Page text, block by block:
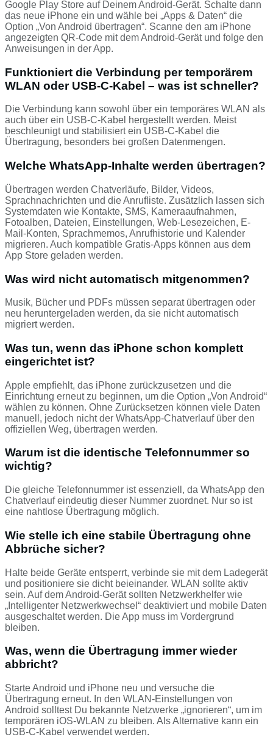
Google Play Store auf Deinem Android-Gerät. Schalte dann
das neue iPhone ein und wähle bei „Apps & Daten“ die
Option „Von Android übertragen“. Scanne den am iPhone
angezeigten QR-Code mit dem Android-Gerät und folge den
Anweisungen in der App.
Funktioniert die Verbindung per temporärem
WLAN oder USB‑C‑Kabel – was ist schneller?
Die Verbindung kann sowohl über ein temporäres WLAN als
auch über ein USB‑C‑Kabel hergestellt werden. Meist
beschleunigt und stabilisiert ein USB‑C‑Kabel die
Übertragung, besonders bei großen Datenmengen.
Welche WhatsApp-Inhalte werden übertragen?
Übertragen werden Chatverläufe, Bilder, Videos,
Sprachnachrichten und die Anrufliste. Zusätzlich lassen sich
Systemdaten wie Kontakte, SMS, Kameraaufnahmen,
Fotoalben, Dateien, Einstellungen, Web-Lesezeichen, E-
Mail-Konten, Sprachmemos, Anrufhistorie und Kalender
migrieren. Auch kompatible Gratis-Apps können aus dem
App Store geladen werden.
Was wird nicht automatisch mitgenommen?
Musik, Bücher und PDFs müssen separat übertragen oder
neu heruntergeladen werden, da sie nicht automatisch
migriert werden.
Was tun, wenn das iPhone schon komplett
eingerichtet ist?
Apple empfiehlt, das iPhone zurückzusetzen und die
Einrichtung erneut zu beginnen, um die Option „Von Android“
wählen zu können. Ohne Zurücksetzen können viele Daten
manuell, jedoch nicht der WhatsApp-Chatverlauf über den
offiziellen Weg, übertragen werden.
Warum ist die identische Telefonnummer so
wichtig?
Die gleiche Telefonnummer ist essenziell, da WhatsApp den
Chatverlauf eindeutig dieser Nummer zuordnet. Nur so ist
eine nahtlose Übertragung möglich.
Wie stelle ich eine stabile Übertragung ohne
Abbrüche sicher?
Halte beide Geräte entsperrt, verbinde sie mit dem Ladegerät
und positioniere sie dicht beieinander. WLAN sollte aktiv
sein. Auf dem Android-Gerät sollten Netzwerkhelfer wie
„Intelligenter Netzwerkwechsel“ deaktiviert und mobile Daten
ausgeschaltet werden. Die App muss im Vordergrund
bleiben.
Was, wenn die Übertragung immer wieder
abbricht?
Starte Android und iPhone neu und versuche die
Übertragung erneut. In den WLAN-Einstellungen von
Android solltest Du bekannte Netzwerke „ignorieren“, um im
temporären iOS-WLAN zu bleiben. Als Alternative kann ein
USB‑C‑Kabel verwendet werden.